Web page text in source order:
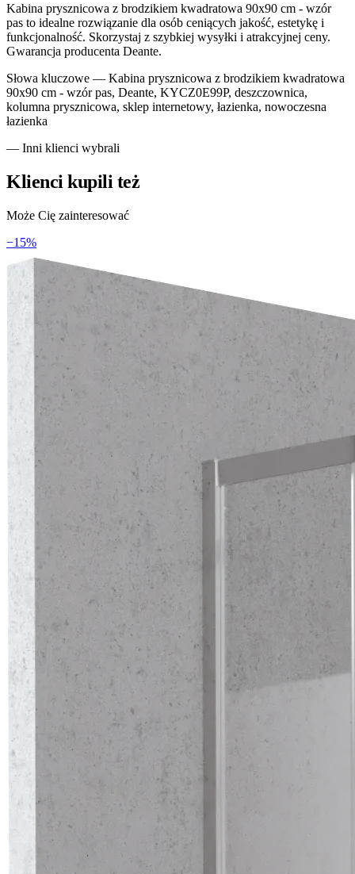
Kabina prysznicowa z brodzikiem kwadratowa 90x90 cm - wzór
pas to idealne rozwiązanie dla osób ceniących jakość, estetykę i
funkcjonalność. Skorzystaj z szybkiej wysyłki i atrakcyjnej ceny.
Gwarancja producenta Deante.
Słowa kluczowe — Kabina prysznicowa z brodzikiem kwadratowa
90x90 cm - wzór pas, Deante, KYCZ0E99P, deszczownica,
kolumna prysznicowa, sklep internetowy, łazienka, nowoczesna
łazienka
— Inni klienci wybrali
Klienci kupili też
Może Cię zainteresować
−15%